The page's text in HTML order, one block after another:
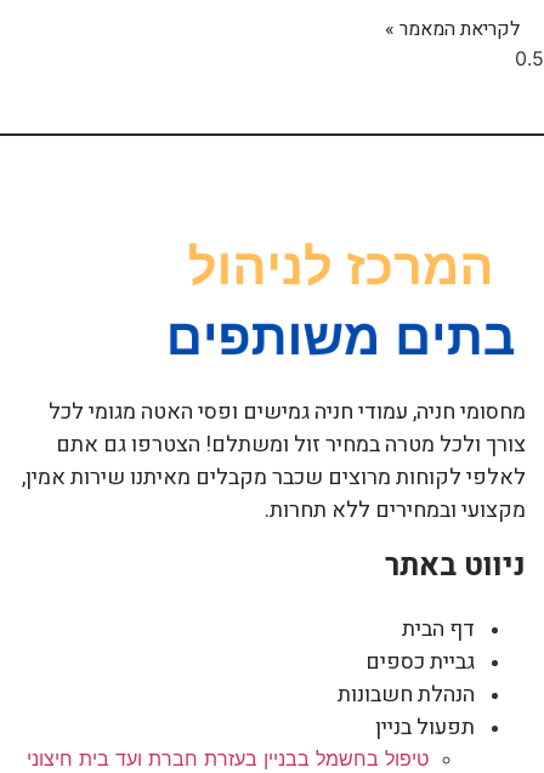
לקריאת המאמר »
מחסומי חניה, עמודי חניה גמישים ופסי האטה מגומי לכל
צורך ולכל מטרה במחיר זול ומשתלם! הצטרפו גם אתם
לאלפי לקוחות מרוצים שכבר מקבלים מאיתנו שירות אמין,
מקצועי ובמחירים ללא תחרות.
ניווט באתר
דף הבית
גביית כספים
הנהלת חשבונות
תפעול בניין
טיפול בחשמל בבניין בעזרת חברת ועד בית חיצוני